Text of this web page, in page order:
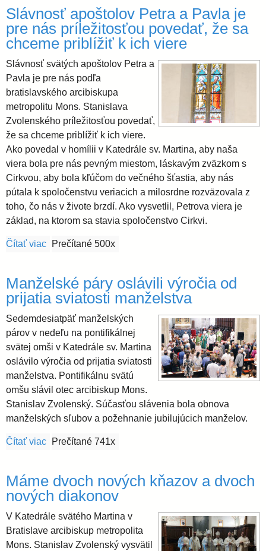
Slávnosť apoštolov Petra a Pavla je
pre nás príležitosťou povedať, že sa
chceme priblížiť k ich viere
Slávnosť svätých apoštolov Petra a
Pavla je pre nás podľa
bratislavského arcibiskupa
metropolitu Mons. Stanislava
Zvolenského príležitosťou povedať,
že sa chceme priblížiť k ich viere.
Ako povedal v homílii v Katedrále sv. Martina, aby naša
viera bola pre nás pevným miestom, láskavým zväzkom s
Cirkvou, aby bola kľúčom do večného šťastia, aby nás
pútala k spoločenstvu veriacich a milosrdne rozväzovala z
toho, čo nás v živote brzdí. Ako vysvetlil, Petrova viera je
základ, na ktorom sa stavia spoločenstvo Cirkvi.
Čítať viac o Slávnosť apoštolov Petra a Pavla je pre nás
Prečítané 500x
Manželské páry oslávili výročia od
prijatia sviatosti manželstva
Sedemdesiatpäť manželských
párov v nedeľu na pontifikálnej
svätej omši v Katedrále sv. Martina
oslávilo výročia od prijatia sviatosti
manželstva. Pontifikálnu svätú
omšu slávil otec arcibiskup Mons.
Stanislav Zvolenský. Súčasťou slávenia bola obnova
manželských sľubov a požehnanie jubilujúcich manželov.
Čítať viac o Manželské páry oslávili výročia od prijatia
Prečítané 741x
Máme dvoch nových kňazov a dvoch
nových diakonov
V Katedrále svätého Martina v
Bratislave arcibiskup metropolita
Mons. Stanislav Zvolenský vysvätil